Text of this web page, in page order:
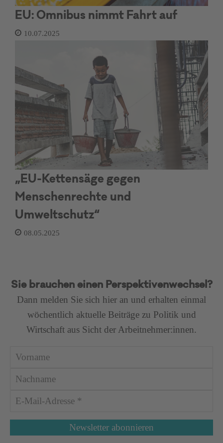
EU: Omnibus nimmt Fahrt auf
10.07.2025
„EU-Kettensäge gegen
Menschenrechte und
Umweltschutz“
08.05.2025
Sie brauchen einen Perspektivenwechsel?
Dann melden Sie sich hier an und erhalten einmal
wöchentlich aktuelle Beiträge zu Politik und
Wirtschaft aus Sicht der Arbeitnehmer:innen.